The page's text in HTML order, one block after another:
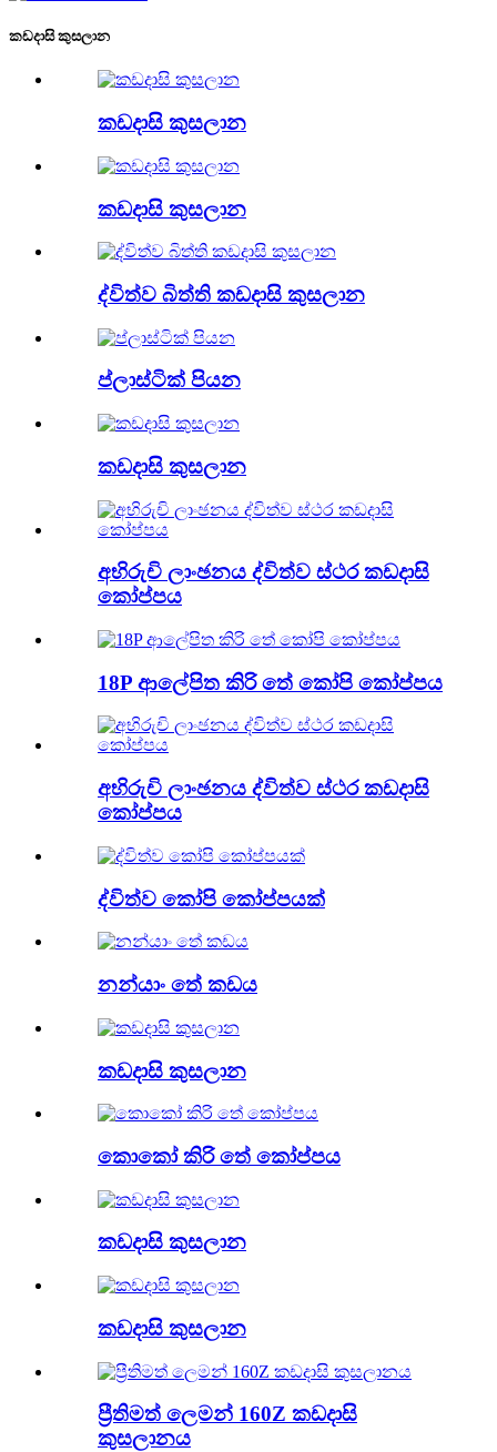
කඩදාසි කුසලාන
කඩදාසි කුසලාන
කඩදාසි කුසලාන
ද්විත්ව බිත්ති කඩදාසි කුසලාන
ප්ලාස්ටික් පියන
කඩදාසි කුසලාන
අභිරුචි ලාංඡනය ද්විත්ව ස්ථර කඩදාසි
කෝප්පය
18P ආලේපිත කිරි තේ කෝපි කෝප්පය
අභිරුචි ලාංඡනය ද්විත්ව ස්ථර කඩදාසි
කෝප්පය
ද්විත්ව කෝපි කෝප්පයක්
නන්යාං තේ කඩය
කඩදාසි කුසලාන
කොකෝ කිරි තේ කෝප්පය
කඩදාසි කුසලාන
කඩදාසි කුසලාන
ප්‍රීතිමත් ලෙමන් 160Z කඩදාසි
කුසලානය